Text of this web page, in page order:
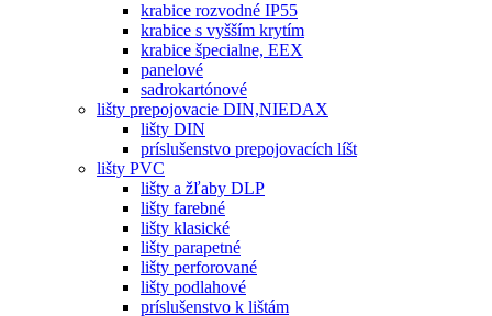
krabice rozvodné IP55
krabice s vyšším krytím
krabice špecialne, EEX
panelové
sadrokartónové
lišty prepojovacie DIN,NIEDAX
lišty DIN
príslušenstvo prepojovacích líšt
lišty PVC
lišty a žľaby DLP
lišty farebné
lišty klasické
lišty parapetné
lišty perforované
lišty podlahové
príslušenstvo k lištám